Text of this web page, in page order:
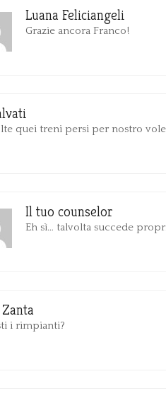
Luana Feliciangeli
Grazie ancora Franco!
quei treni persi per nostro
Il tuo counselor
Eh sì… talvolta succede
i rimpianti?